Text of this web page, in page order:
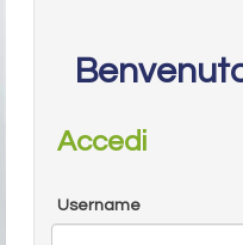
Accedi
Username